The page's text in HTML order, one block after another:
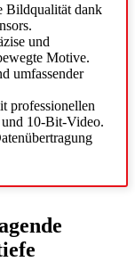
Bildqualität dank
und
Motive.
umfassender
professionellen
10-Bit-Video.